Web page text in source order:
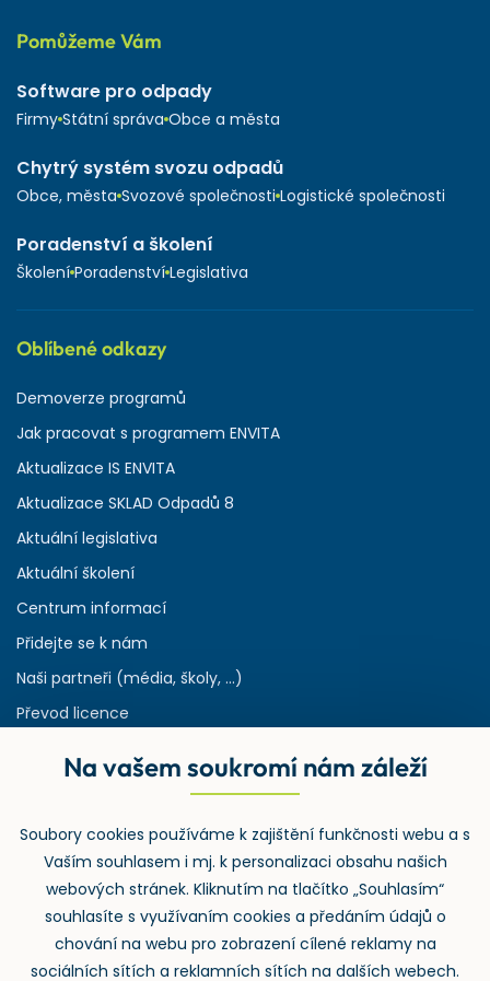
Pomůžeme Vám
Software pro odpady
Firmy Státní správa Obce a města
Chytrý systém svozu odpadů
Obce, města Svozové společnosti Logistické společnosti
Poradenství a školení
Školení Poradenství Legislativa
Oblíbené odkazy
Demoverze programů
Jak pracovat s programem ENVITA
Aktualizace IS ENVITA
Aktualizace SKLAD Odpadů 8
Aktuální legislativa
Aktuální školení
Centrum informací
Přidejte se k nám
Naši partneři (média, školy, ...)
Převod licence
Rejstřík používaných zkratek v odpadech
Zpětný odběr
Na vašem soukromí nám záleží
Soubory cookies používáme k zajištění funkčnosti webu a s
Vaším souhlasem i mj. k personalizaci obsahu našich
webových stránek. Kliknutím na tlačítko „Souhlasím“
souhlasíte s využívaním cookies a předáním údajů o
chování na webu pro zobrazení cílené reklamy na
sociálních sítích a reklamních sítích na dalších webech.